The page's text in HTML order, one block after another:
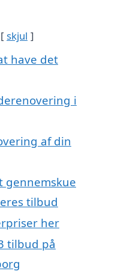
skjul
have det
i
af din
tilbud
her
tilbud på